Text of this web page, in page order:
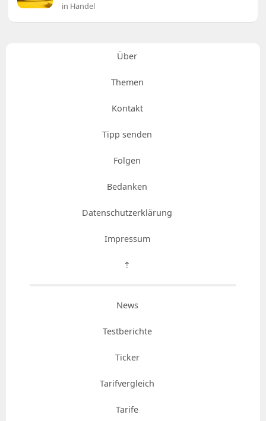
in Handel
Über
Themen
Kontakt
Tipp senden
Folgen
Bedanken
Datenschutzerklärung
Impressum
⇡
News
Testberichte
Ticker
Tarifvergleich
Tarife